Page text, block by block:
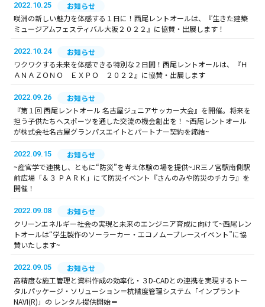
2022.10.25
お知らせ
咲洲の新しい魅力を体感する１日に！西尾レントオールは、『生きた建築
ミュージアムフェスティバル大阪２０２２』に協賛・出展します！
2022.10.24
お知らせ
ワクワクする未来を体感できる特別な２日間！西尾レントオールは、『Ｈ
ＡＮＡＺＯＮＯ ＥＸＰＯ ２０２２』に協賛・出展します
2022.09.26
お知らせ
『第１回 西尾レントオール 名古屋ジュニアサッカー大会』を開催。将来を
担う子供たちへスポーツを通した交流の機会創出を！ ~西尾レントオール
が株式会社名古屋グランパスエイトとパートナー契約を締結~
2022.09.15
お知らせ
~産官学で連携し、ともに“防災”を考え体験の場を提供~JR三ノ宮駅南側駅
前広場「＆３ ＰＡＲＫ」にて防災イベント『さんのみや防災のチカラ』を
開催！
2022.09.08
お知らせ
クリーンエネルギー社会の実現と未来のエンジニア育成に向けて~西尾レン
トオールは“学生製作のソーラーカー・エコノムーブレースイベント”に協
賛いたします~
2022.09.05
お知らせ
高精度な施工管理と資料作成の効率化・３D-CADとの連携を実現するトー
タルパッケージ・ソリューション＝杭精度管理システム「インプラント
NAVI(R)」の レンタル提供開始＝